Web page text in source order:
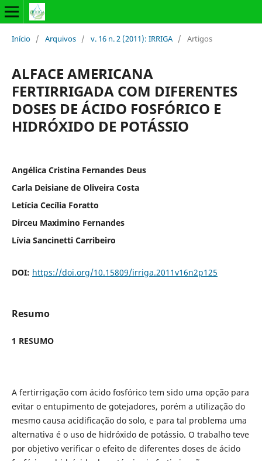
Início / Arquivos / v. 16 n. 2 (2011): IRRIGA / Artigos
ALFACE AMERICANA
FERTIRRIGADA COM DIFERENTES
DOSES DE ÁCIDO FOSFÓRICO E
HIDRÓXIDO DE POTÁSSIO
Angélica Cristina Fernandes Deus
Carla Deisiane de Oliveira Costa
Letícia Cecília Foratto
Dirceu Maximino Fernandes
Lívia Sancinetti Carribeiro
DOI: https://doi.org/10.15809/irriga.2011v16n2p125
Resumo
1 RESUMO
A fertirrigação com ácido fosfórico tem sido uma opção para
evitar o entupimento de gotejadores, porém a utilização do
mesmo causa acidificação do solo, e para tal problema uma
alternativa é o uso de hidróxido de potássio. O trabalho teve
por objetivo verificar o efeito de diferentes doses de ácido